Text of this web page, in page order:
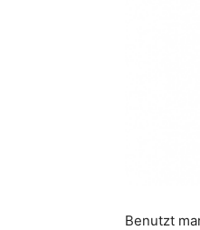
Benutzt